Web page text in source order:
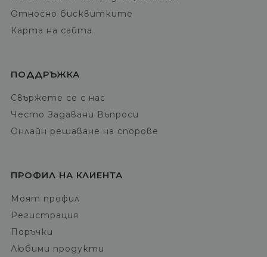
Относно бисквитките
Карта на сайта
ПОДДРЪЖКА
Свържете се с нас
Често Задавани Въпроси
Онлайн решаване на спорове
ПРОФИЛ НА КЛИЕНТА
Моят профил
Регистрация
Поръчки
Любими продукти